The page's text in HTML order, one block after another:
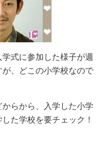
式に参加した様子が週
、どこの小学校なので
らから、入学した小学
た学校を要チェック！